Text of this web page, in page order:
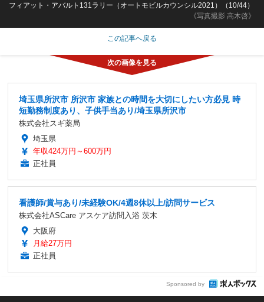
《写真撮影 高木啓》
フィアット・アバルト131ラリー（オートモビルカウンシル2021）（10/44）
この記事へ戻る
埼玉県所沢市 所沢市 家族との時間を大切にしたい方必見 時
短勤務制度あり、子供手当あり/埼玉県所沢市
株式会社スギ薬局
埼玉県
年収424万円～600万円
正社員
看護師/賞与あり/未経験OK/4週8休以上/訪問サービス
株式会社ASCare アスケア訪問入浴 茨木
大阪府
月給27万円
正社員
Sponsored by